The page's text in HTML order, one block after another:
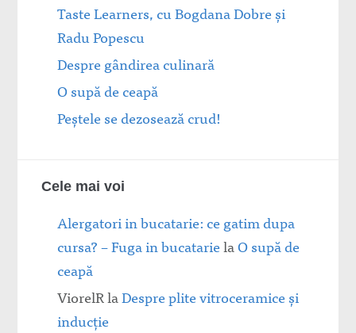
Taste Learners, cu Bogdana Dobre și
Radu Popescu
Despre gândirea culinară
O supă de ceapă
Peștele se dezosează crud!
Cele mai voi
Alergatori in bucatarie: ce gatim dupa
cursa? – Fuga in bucatarielaO supă de
ceapă
ViorelRlaDespre plite vitroceramice şi
inducţie